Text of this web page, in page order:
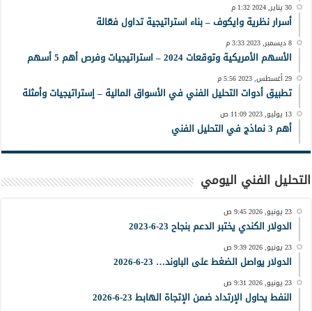
30 يناير, 2024 1:32 م
أسرار نظرية وايكوف – بناء استراتيجية تداول فعّالة
8 ديسمبر, 2023 3:33 م
الأسهم الأمريكية وتوقعات 2024 – استراتيجيات وفرص أهم 5 أسهم
29 أغسطس, 2023 5:56 م
تطبيق أدوات التحليل الفني في الأسواق المالية – إستراتيجيات وأمثلة
13 يوليو, 2023 11:09 ص
أهم 3 نماذج في التحليل الفني
التحليل الفني اليومي
23 يونيو, 2026 9:45 ص
الدولار الكندي يختبر الدعم بنجاح 23-6-2023
23 يونيو, 2026 9:39 ص
الدولار يواصل الضغط على الباوند… 23-6-2026
23 يونيو, 2026 9:31 ص
النفط يحاول الإرتداد ضمن الإتجاة الهابط 23-6-2026